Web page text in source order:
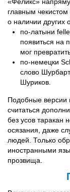
главным
о наличии других
по-латыни
появиться на
мог
по-немецки
слово
Шуриков.
Подобные версии
считаться
без усов таракан
осязания, даже
людей. Только
иностранными
прозвища.